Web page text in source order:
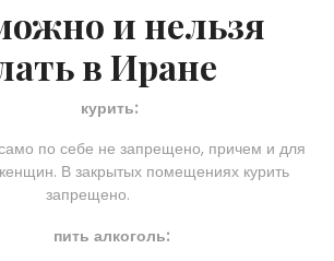
и нельзя
в Иране
курить:
по себе не запрещено, причем и для
В закрытых помещениях курить
запрещено.
пить алкоголь: